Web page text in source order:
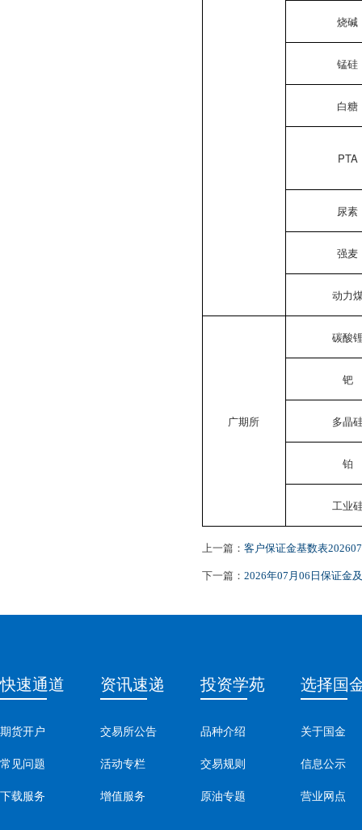
烧碱
锰硅
白糖
PTA
尿素
强麦
动力
广期所
碳酸
钯
多晶
铂
工业
上一篇： 客户保证金基数表
下一篇： 2026年07月06日保证金
快速通道
期货开户
常见问题
下载服务
资讯速递
交易所公告
活动专栏
增值服务
投资学苑
品种介绍
交易规则
原油专题
选择国
关于国金
信息公示
营业网点